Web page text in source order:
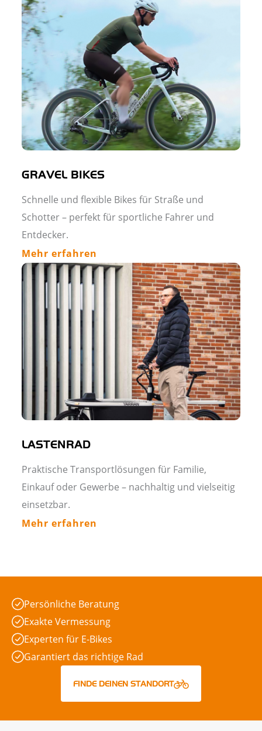
GRAVEL BIKES
Schnelle und flexible Bikes für Straße und
Schotter – perfekt für sportliche Fahrer und
Entdecker.
Mehr erfahren
LASTENRAD
Praktische Transportlösungen für Familie,
Einkauf oder Gewerbe – nachhaltig und vielseitig
einsetzbar.
Mehr erfahren
Persönliche Beratung
Exakte Vermessung
Experten für E-Bikes
Garantiert das richtige Rad
FINDE DEINEN STANDORT